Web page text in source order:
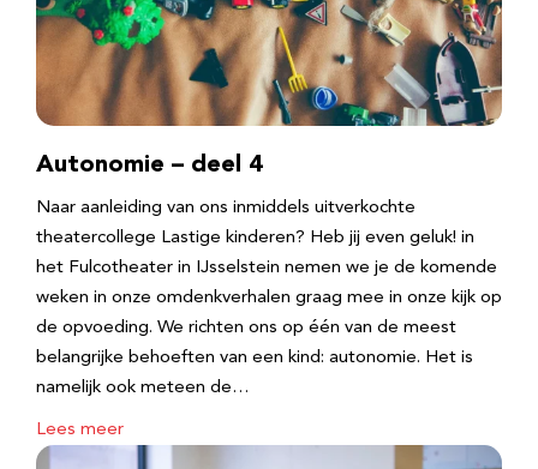
Autonomie – deel 4
Naar aanleiding van ons inmiddels uitverkochte
theatercollege Lastige kinderen? Heb jij even geluk! in
het Fulcotheater in IJsselstein nemen we je de komende
weken in onze omdenkverhalen graag mee in onze kijk op
de opvoeding. We richten ons op één van de meest
belangrijke behoeften van een kind: autonomie. Het is
namelijk ook meteen de…
Lees meer